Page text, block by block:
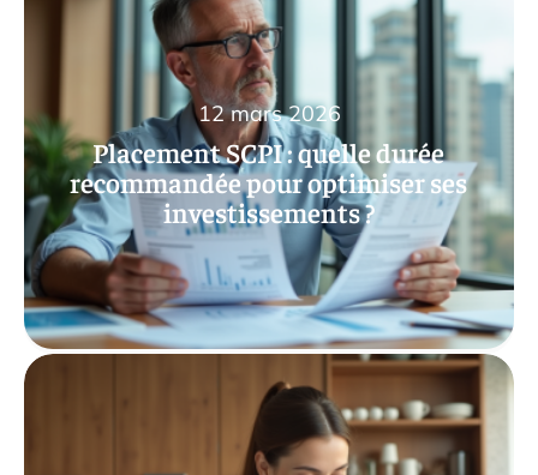
Placement SCPI : quelle durée
recommandée pour optimiser ses
investissements ?
12 mars 2026